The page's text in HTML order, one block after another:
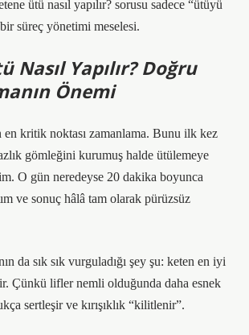
ütü nasıl yapılır? sorusu sadece “ütüyü
süreç yönetimi meselesi.
Nasıl Yapılır? Doğru
Önemi
kritik noktası zamanlama. Bunu ilk kez
gömleğini kurumuş halde ütülemeye
O gün neredeyse 20 dakika boyunca
ve sonuç hâlâ tam olarak pürüzsüz
da sık sık vurguladığı şey şu: keten en iyi
Çünkü lifler nemli olduğunda daha esnek
sertleşir ve kırışıklık “kilitlenir”.